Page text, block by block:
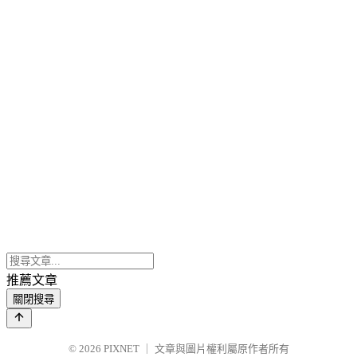
推薦文章
關閉搜尋
© 2026 PIXNET 文章與圖片權利屬原作者所有